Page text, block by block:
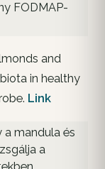
FODMAP-
and
in healthy
Link
a mandula és
a